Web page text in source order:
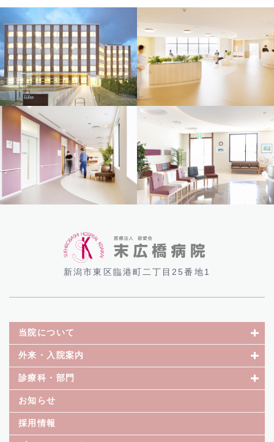
新潟市東区臨港町二丁目25番地1
当院について
外来・入院案内
診療科・部門
お知らせ
採用情報